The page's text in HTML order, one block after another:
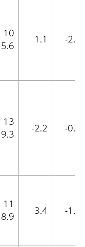
10
5.6
1.1 -2.4
13
9.3
-2.2 -0.8
11
8.9
3.4 -1.0